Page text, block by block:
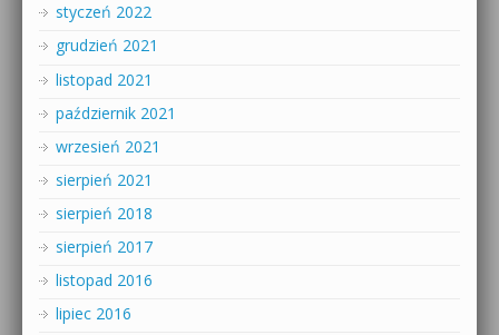
styczeń 2022
grudzień 2021
listopad 2021
październik 2021
wrzesień 2021
sierpień 2021
sierpień 2018
sierpień 2017
listopad 2016
lipiec 2016